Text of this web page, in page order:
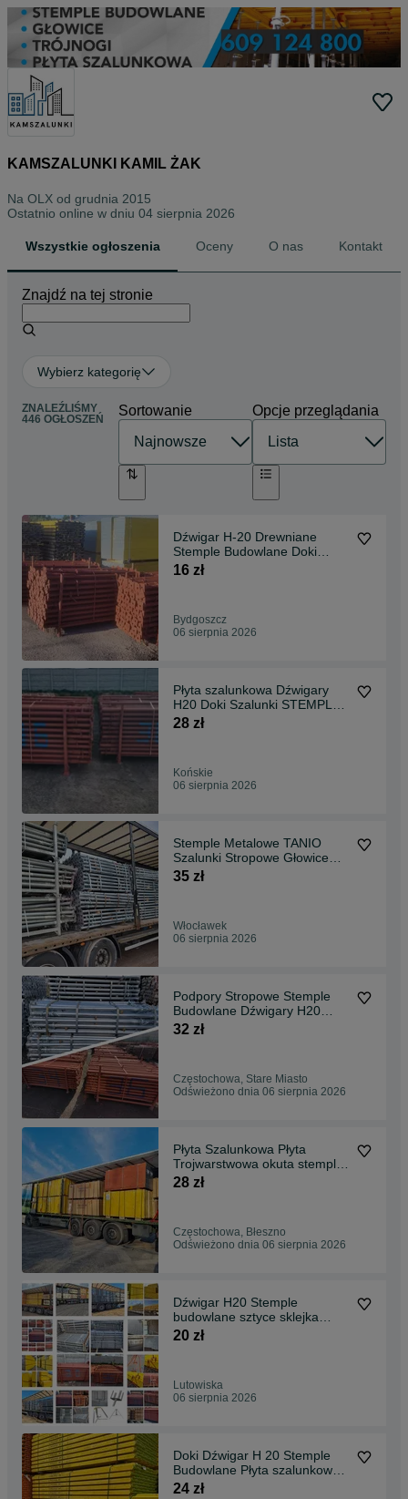
KAMSZALUNKI KAMIL ŻAK
Na OLX od grudnia 2015
Ostatnio online w dniu 04 sierpnia 2026
Wszystkie ogłoszenia Oceny O nas Kontakt
Znajdź na tej stronie
Wybierz kategorię
ZNALEŹLIŚMY
446 OGŁOSZEŃ
Sortowanie Opcje przeglądania
Dźwigar H-20 Drewniane
Stemple Budowlane Doki
Szalunki
16 zł
Bydgoszcz
06 sierpnia 2026
Płyta szalunkowa Dźwigary
H20 Doki Szalunki STEMPLE
BUDOWLANE
28 zł
Końskie
06 sierpnia 2026
Stemple Metalowe TANIO
Szalunki Stropowe Głowice
Dźwigary Płyta okuta
35 zł
Włocławek
06 sierpnia 2026
Podpory Stropowe Stemple
Budowlane Dźwigary H20
Głowice Krzyżowe Doki
32 zł
Częstochowa, Stare Miasto
Odświeżono dnia 06 sierpnia 2026
Płyta Szalunkowa Płyta
Trojwarstwowa okuta stemple
budowlane Głowice Trójnogi
28 zł
Częstochowa, Błeszno
Odświeżono dnia 06 sierpnia 2026
Dźwigar H20 Stemple
budowlane sztyce sklejka
szalunkowa Doki Legary
20 zł
Lutowiska
06 sierpnia 2026
Doki Dźwigar H 20 Stemple
Budowlane Płyta szalunkowa
Trójnogi Głowice Trójnogi
24 zł